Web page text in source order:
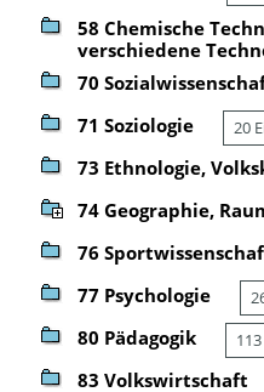
58 Chemische
verschiedene
70
71 Soziologie 20
73 Ethnologie,
74 Geographie,
76
77 Psychologie
80 Pädagogik
83 Volkswirtschaft